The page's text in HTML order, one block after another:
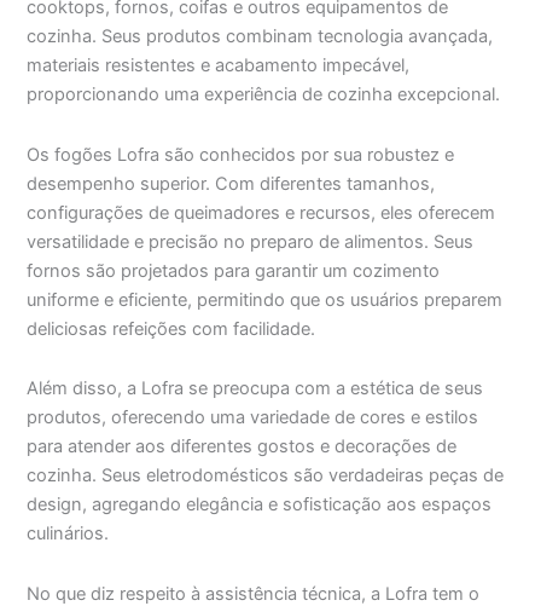
cooktops, fornos, coifas e outros equipamentos de
cozinha. Seus produtos combinam tecnologia avançada,
materiais resistentes e acabamento impecável,
proporcionando uma experiência de cozinha excepcional.
Os fogões Lofra são conhecidos por sua robustez e
desempenho superior. Com diferentes tamanhos,
configurações de queimadores e recursos, eles oferecem
versatilidade e precisão no preparo de alimentos. Seus
fornos são projetados para garantir um cozimento
uniforme e eficiente, permitindo que os usuários preparem
deliciosas refeições com facilidade.
Além disso, a Lofra se preocupa com a estética de seus
produtos, oferecendo uma variedade de cores e estilos
para atender aos diferentes gostos e decorações de
cozinha. Seus eletrodomésticos são verdadeiras peças de
design, agregando elegância e sofisticação aos espaços
culinários.
No que diz respeito à assistência técnica, a Lofra tem o